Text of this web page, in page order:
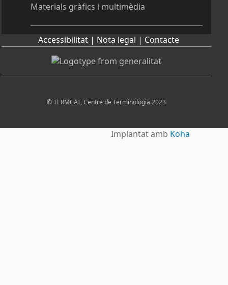
Materials gràfics i multimèdia
Accessibilitat | Nota legal | Contacte
© TERMCAT, Centre de Terminologia 2023
Implantat amb Koha